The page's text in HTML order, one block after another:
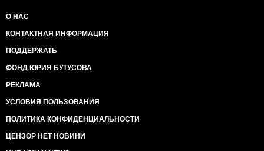
О НАС
КОНТАКТНАЯ ИНФОРМАЦИЯ
ПОДДЕРЖАТЬ
ФОНД ЮРИЯ БУТУСОВА
РЕКЛАМА
УСЛОВИЯ ПОЛЬЗОВАНИЯ
ПОЛИТИКА КОНФИДЕНЦИАЛЬНОСТИ
ЦЕНЗОР НЕТ НОВИНИ